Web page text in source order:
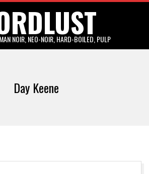
NOIR, NEO-NOIR, HARD-BOILED, PULP
Day Keene